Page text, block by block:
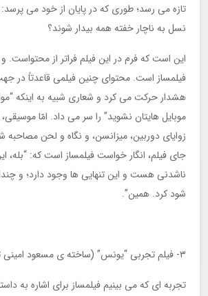
تازه می رسد؛ طوری که در پایان از خود می
نسل به ناچار خفته همه بیدار شوند؟
این است که فرم در این فیلم فراتر از محتواست.
فیلمساز است. محتوای چنین فیلمی قاعدتاً در
هشدار حرکت می کرد و شعاری شبیه به اینکه
موبایل هایتان نشوید” را سر می داد. امّا
زوایای دوربین، میزانسن، و نگاه و لحن مصاحبه
جای فیلم، انگار خواست فیلمساز است که: “بله،
ناشدنی هست و این تنهایی ها وجود دارد؛ و
شود کرد. همین”.
۳- فیلم تجربی “یونس” (ساخته ی مسعود امینی تیرانی):
تجربه ای که می بینیم فیلمساز برای اشاره به